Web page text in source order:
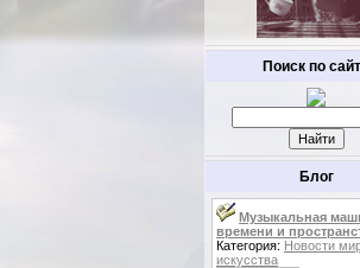
Поиск по
Блог
Музыкальная
времени и
Категория: Новости
искусства